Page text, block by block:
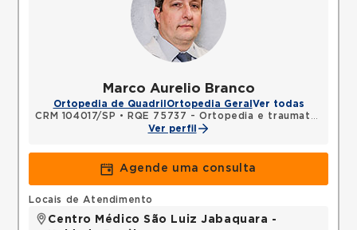
Marco Aurelio Branco
Ortopedia de Quadril Ortopedia Geral Ver todas
CRM 104017/SP •
RQE 75737 - Ortopedia e traumatologia
Ver perfil
Agende uma consulta
Locais de Atendimento
Centro Médico São Luiz Jabaquara -